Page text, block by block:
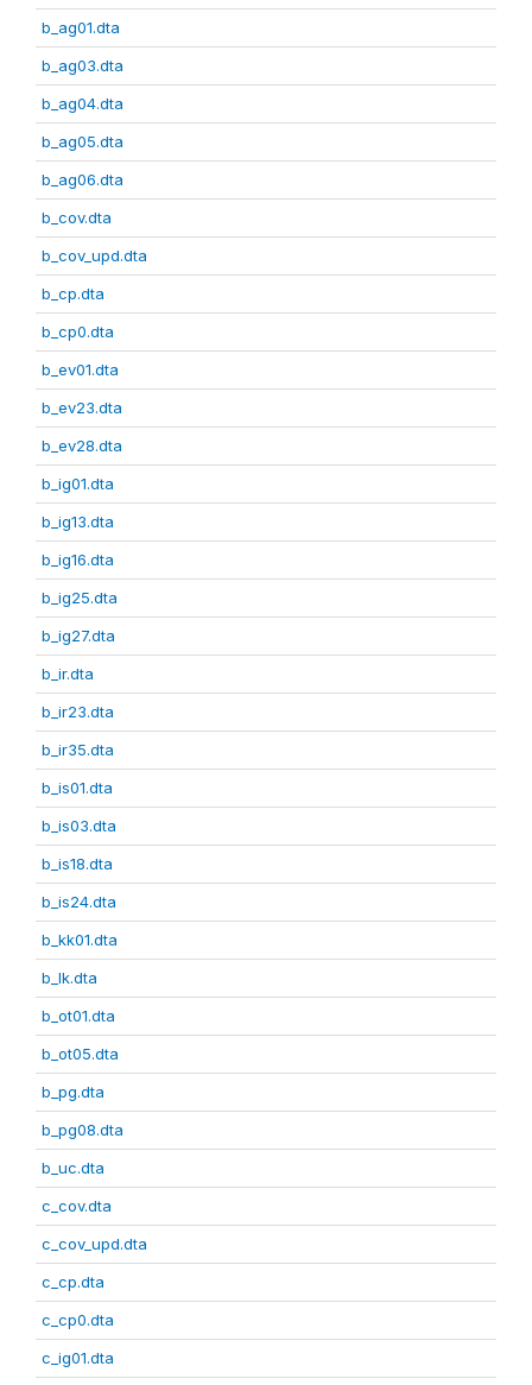
b_ag01.dta
b_ag03.dta
b_ag04.dta
b_ag05.dta
b_ag06.dta
b_cov.dta
b_cov_upd.dta
b_cp.dta
b_cp0.dta
b_ev01.dta
b_ev23.dta
b_ev28.dta
b_ig01.dta
b_ig13.dta
b_ig16.dta
b_ig25.dta
b_ig27.dta
b_ir.dta
b_ir23.dta
b_ir35.dta
b_is01.dta
b_is03.dta
b_is18.dta
b_is24.dta
b_kk01.dta
b_lk.dta
b_ot01.dta
b_ot05.dta
b_pg.dta
b_pg08.dta
b_uc.dta
c_cov.dta
c_cov_upd.dta
c_cp.dta
c_cp0.dta
c_ig01.dta